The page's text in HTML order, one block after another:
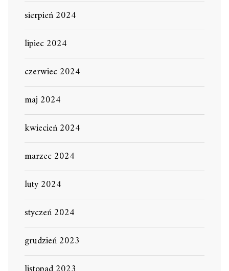
sierpień 2024
lipiec 2024
czerwiec 2024
maj 2024
kwiecień 2024
marzec 2024
luty 2024
styczeń 2024
grudzień 2023